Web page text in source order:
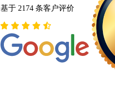
基于 2174 条客户评价